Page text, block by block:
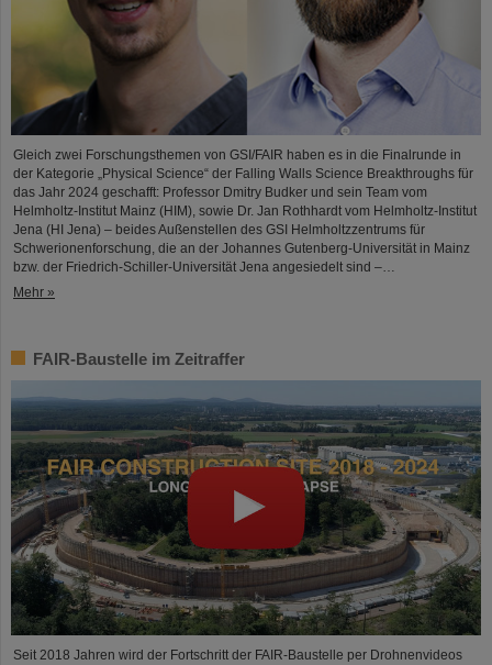
Gleich zwei Forschungsthemen von GSI/FAIR haben es in die Finalrunde in
der Kategorie „Physical Science“ der Falling Walls Science Breakthroughs für
das Jahr 2024 geschafft: Professor Dmitry Budker und sein Team vom
Helmholtz-Institut Mainz (HIM), sowie Dr. Jan Rothhardt vom Helmholtz-Institut
Jena (HI Jena) – beides Außenstellen des GSI Helmholtzzentrums für
Schwerionenforschung, die an der Johannes Gutenberg-Universität in Mainz
bzw. der Friedrich-Schiller-Universität Jena angesiedelt sind –…
Mehr »
FAIR-Baustelle im Zeitraffer
Seit 2018 Jahren wird der Fortschritt der FAIR-Baustelle per Drohnenvideos